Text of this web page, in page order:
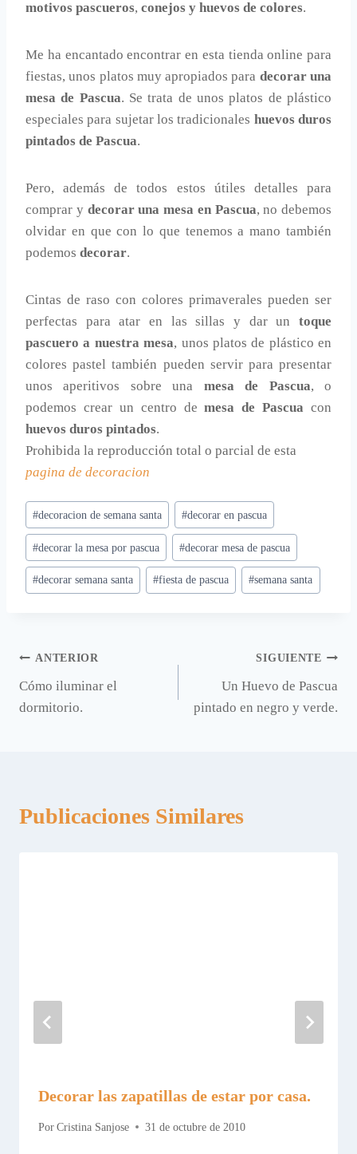
motivos pascueros, conejos y huevos de colores.
Me ha encantado encontrar en esta tienda online para
fiestas, unos platos muy apropiados para decorar una
mesa de Pascua. Se trata de unos platos de plástico
especiales para sujetar los tradicionales huevos duros
pintados de Pascua.
Pero, además de todos estos útiles detalles para
comprar y decorar una mesa en Pascua, no debemos
olvidar en que con lo que tenemos a mano también
podemos decorar.
Cintas de raso con colores primaverales pueden ser
perfectas para atar en las sillas y dar un toque
pascuero a nuestra mesa, unos platos de plástico en
colores pastel también pueden servir para presentar
unos aperitivos sobre una mesa de Pascua, o
podemos crear un centro demesa de Pascua con
huevos duros pintados.
Prohibida la reproducción total o parcial de esta
pagina de decoracion
Etiquetas
de
la
entrada:
#decoracion de semana santa #decorar en pascua
#decorar la mesa por pascua #decorar mesa de pascua
#decorar semana santa #fiesta de pascua #semana santa
Navegación
de
ANTERIOR
Cómo iluminar el
dormitorio.
SIGUIENTE
Un Huevo de Pascua
pintado en negro y verde.
Publicaciones Similares
Decorar las zapatillas de estar por casa.
Por Cristina Sanjose 31 de octubre de 2010